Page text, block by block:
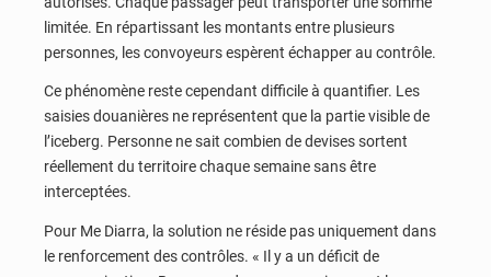
limitée. En répartissant les montants entre plusieurs
personnes, les convoyeurs espèrent échapper au contrôle.
Ce phénomène reste cependant difficile à quantifier. Les
saisies douanières ne représentent que la partie visible de
l’iceberg. Personne ne sait combien de devises sortent
réellement du territoire chaque semaine sans être
interceptées.
Pour Me Diarra, la solution ne réside pas uniquement dans
le renforcement des contrôles. « Il y a un déficit de